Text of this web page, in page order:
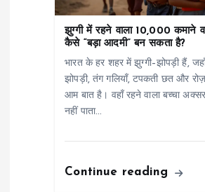
झुग्गी में रहने वाला 10,000 कमाने
कैसे “बड़ा आदमी” बन सकता है?
भारत के हर शहर में झुग्गी–झोपड़ी हैं,
झोपड़ी, तंग गलियाँ, टपकती छत और
आम बात है। वहाँ रहने वाला बच्चा
नहीं पाता…
Continue reading